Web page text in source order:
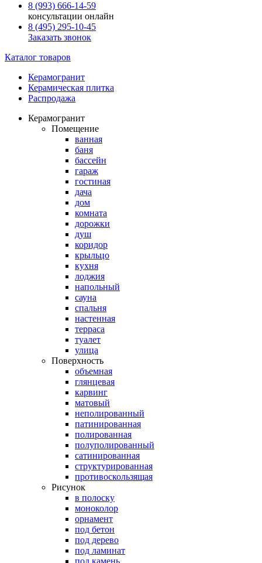
8 (993) 666-14-59
консультации онлайн
8 (495) 295-10-45
Заказать звонок
Каталог товаров
Керамогранит
Керамическая плитка
Распродажа
Керамогранит
Помещение
ванная
баня
бассейн
гараж
гостиная
дача
дом
комната
дорожки
душ
коридор
крыльцо
кухня
лоджия
напольный
сауна
спальня
настенная
терраса
туалет
улица
Поверхность
объемная
глянцевая
карвинг
матовый
неполированный
патинированная
полированная
полуполированный
сатинированная
структурированная
противоскользящая
Рисунок
в полоску
моноколор
орнамент
под бетон
под дерево
под ламинат
под камень